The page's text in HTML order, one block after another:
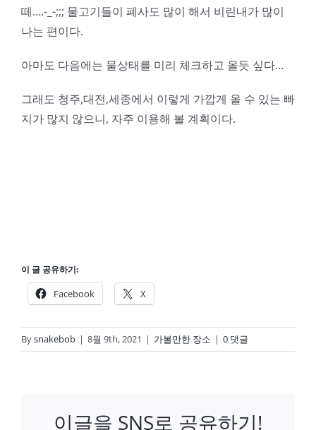
떼….-_-;;; 물고기들이 폐사도 많이 해서 비린내가 많이
나는 편이다.
아마도 다음에는 물상태를 미리 체크하고 올듯 싶다…
그래도 청주,대전,세종에서 이렇게 가깝게 올 수 있는 빠
지가 많지 않으니, 자주 이용해 볼 계획이다.
이 글 공유하기:
Facebook X
Bysnakebob | 8월 9th, 2021 | 가볼만한 장소 | 0 댓글
이글을 SNS로 공유하기!